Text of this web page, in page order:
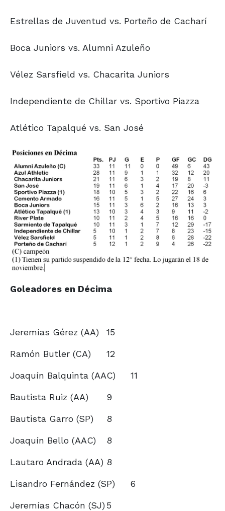
Estrellas de Juventud vs. Porteño de Cacharí
Boca Juniors vs. Alumni Azuleño
Vélez Sarsfield vs. Chacarita Juniors
Independiente de Chillar vs. Sportivo Piazza
Atlético Tapalqué vs. San José
Goleadores en Décima
Jeremías Gérez (AA) 15
Ramón Butler (CA) 12
Joaquín Balquinta (AAC) 11
Bautista Ruiz (AA) 9
Bautista Garro (SP) 8
Joaquín Bello (AAC) 8
Lautaro Andrada (AA) 8
Lisandro Fernández (SP) 6
Jeremías Chacón (SJ) 5